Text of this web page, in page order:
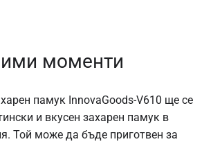
моменти
памук InnovaGoods-V610 ще се
и вкусен захарен памук в
Той може да бъде приготвен за